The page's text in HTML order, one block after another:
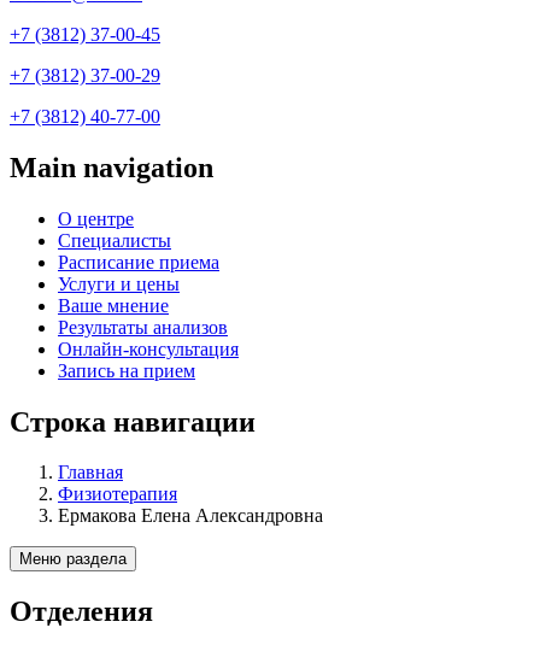
+7 (3812) 37-00-45
+7 (3812) 37-00-29
+7 (3812) 40-77-00
Main navigation
О центре
Специалисты
Расписание приема
Услуги и цены
Ваше мнение
Результаты анализов
Онлайн-консультация
Запись на прием
Строка навигации
Главная
Физиотерапия
Ермакова Елена Александровна
Меню раздела
Отделения